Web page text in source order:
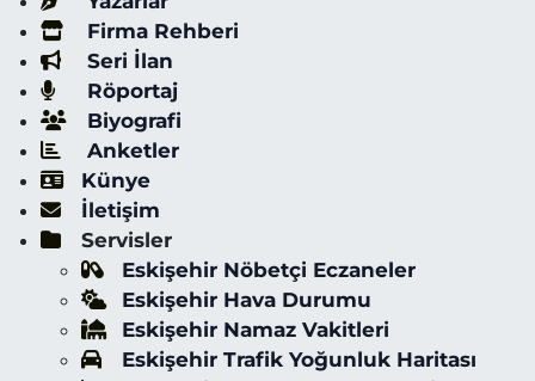
Firma Rehberi
Seri İlan
Röportaj
Biyografi
Anketler
Künye
İletişim
Servisler
Eskişehir Nöbetçi Eczaneler
Eskişehir Hava Durumu
Eskişehir Namaz Vakitleri
Eskişehir Trafik Yoğunluk Haritası